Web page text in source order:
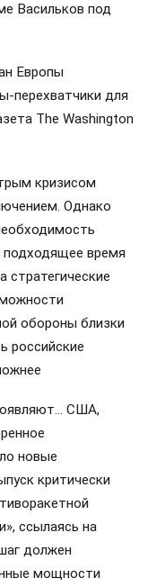
Васильков под
Европы
перехватчики для
The Washington
кризисом
Однако
подходящее время
стратегические
обороны близки
российские
США,
новые
критически
ссылаясь на
должен
мощности